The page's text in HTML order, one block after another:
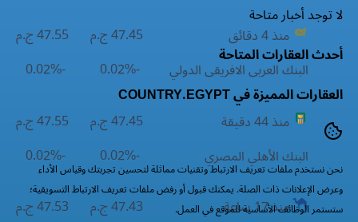
منذ 4 دقائق
البنك العربى الافريقى الدولي
47.45 ج.م
47.55 ج.م
منذ 44 دقيقة
البنك الأهلي المصري
47.45 ج.م
47.55 ج.م
منذ 17 ساعة
47.43 ج.م
47.53 ج.م
لا توجد أخبار متاحة
أحدث العقارات المتاحة
العقارات المميزة في COUNTRY.EGYPT
نحن نستخدم ملفات تعريف الارتباط وتقنيات مماثلة لتحسين تجربتك وقياس الأداء
وعرض الإعلانات ذات الصلة. يمكنك قبول أو رفض ملفات تعريف الارتباط التسويقية؛
ستستمر الوظائف الأساسية للموقع في العمل.